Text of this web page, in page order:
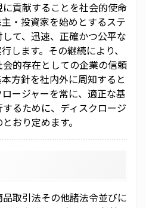
貢献することを社会的使命
・投資家を始めとするステ
て、迅速、正確かつ公平な
します。その継続により、
的存在としての企業の信頼
方針を社内外に周知すると
ージャーを常に、適正な基
るために、ディスクロージ
おり定めます。
取引法その他諸法令並びに